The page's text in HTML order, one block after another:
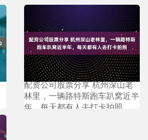
配资公司股票分享 杭州深山老
林里，一辆路特斯跑车趴窝近半
年，每天都有人去打卡拍照